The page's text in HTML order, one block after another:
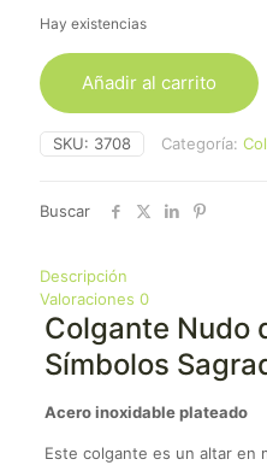
Hay existencias
Añadir al carrito
SKU: 3708 Categoría:
Buscar
Descripción
Valoraciones 0
Colgante Nudo
Símbolos
Acero inoxidable plateado
Este colgante es un altar en